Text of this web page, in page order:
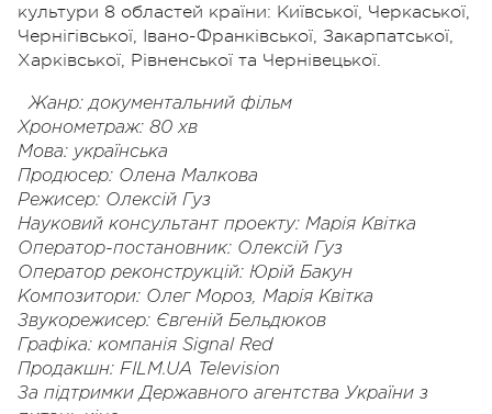
культури 8 областей країни: Київської, Черкаської,
Чернігівської, Івано-Франківської, Закарпатської,
Харківської, Рівненської та Чернівецької.
Жанр: документальний фільм
Хронометраж: 80 хв
Мова: українська
Продюсер: Олена Малкова
Режисер: Олексій Гуз
Науковий консультант проекту: Марія Квітка
Оператор-постановник: Олексій Гуз
Оператор реконструкцій: Юрій Бакун
Композитори: Олег Мороз, Марія Квітка
Звукорежисер: Євгеній Бельдюков
Графіка: компанія Signal Red
Продакшн: FILM.UA Television
За підтримки Державного агентства України з